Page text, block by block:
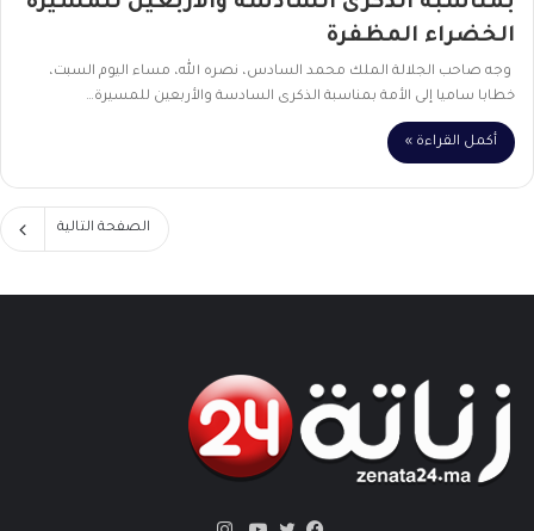
الخضراء المظفرة
وجه صاحب الجلالة الملك محمد السادس، نصره الله، مساء اليوم السبت،
خطابا ساميا إلى الأمة بمناسبة الذكرى السادسة والأربعين للمسيرة…
أكمل القراءة »
الصفحة التالية